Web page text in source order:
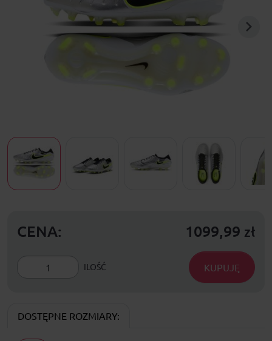
CENA: 1099,99 zł
ILOŚĆ KUPUJĘ
DOSTĘPNE ROZMIARY: